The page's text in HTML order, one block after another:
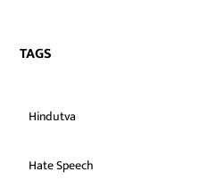
TAGS
Hindutva
Hate Speech